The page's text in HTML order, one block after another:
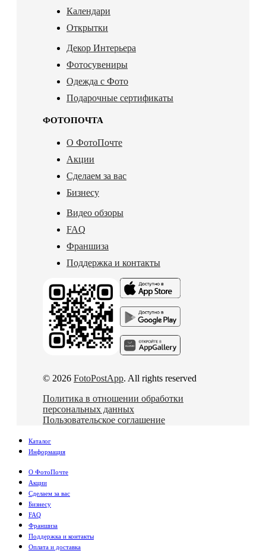
Календари
Открытки
Декор Интерьера
Фотосувениры
Одежда с Фото
Подарочные сертификаты
ФОТОПОЧТА
О ФотоПочте
Акции
Сделаем за вас
Бизнесу
Видео обзоры
FAQ
Франшиза
Поддержка и контакты
© 2026 FotoPostApp. All rights reserved
Политика в отношении обработки
персональных данных
Пользовательское соглашение
Каталог
Информация
О ФотоПочте
Акции
Сделаем за вас
Бизнесу
FAQ
Франшиза
Поддержка и контакты
Оплата и доставка